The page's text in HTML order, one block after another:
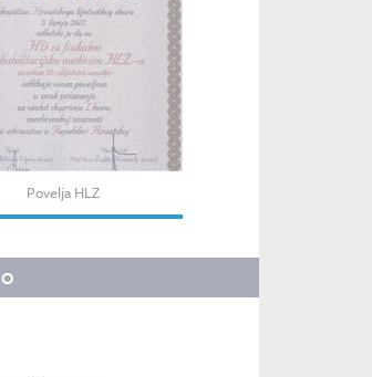
Povelja HLZ